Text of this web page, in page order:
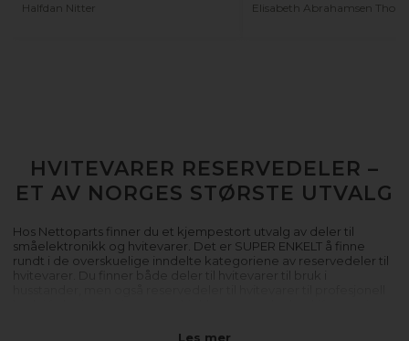
Halfdan Nitter Elisabeth Abrahamsen
HVITEVARER RESERVEDELER –
ET AV NORGES STØRSTE UTVALG
Hos Nettoparts finner du et kjempestort utvalg av deler til
småelektronikk og hvitevarer. Det er SUPER ENKELT å finne
rundt i de overskuelige inndelte kategoriene av reservedeler til
hvitevarer. Du finner både deler til hvitevarer til bruk i
Les mer